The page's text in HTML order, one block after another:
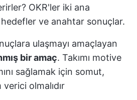
OKR'ler iki ana
ve anahtar sonuçlar.
ulaşmayı amaçlayan
bir amaç. Takımı motive
sağlamak için somut,
verici olmalıdır